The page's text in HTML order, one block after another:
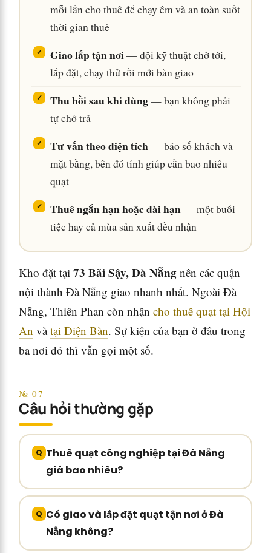
mỗi lần cho thuê để chạy êm và an toàn suốt
thời gian thuê
Giao lắp tận nơi— đội kỹ thuật chở tới,
lắp đặt, chạy thử rồi mới bàn giao
Thu hồi sau khi dùng— bạn không phải
tự chở trả
Tư vấn theo diện tích— báo số khách và
mặt bằng, bên đó tính giúp cần bao nhiêu
quạt
Thuê ngắn hạn hoặc dài hạn— một buổi
tiệc hay cả mùa sản xuất đều nhận
Kho đặt tại 73 Bãi Sậy, Đà Nẵng nên các quận
nội thành Đà Nẵng giao nhanh nhất. Ngoài Đà
Nẵng, Thiên Phan còn nhận cho thuê quạt tại Hội
An vàtại Điện Bàn. Sự kiện của bạn ở đâu trong
ba nơi đó thì vẫn gọi một số.
№ 07
Câu hỏi thường gặp
Thuê quạt công nghiệp tại Đà Nẵng
giá bao nhiêu?
Có giao và lắp đặt quạt tận nơi ở Đà
Nẵng không?